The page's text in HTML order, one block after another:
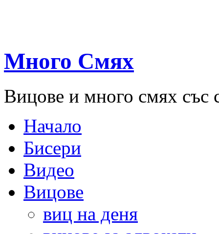
Много Смях
Вицове и много смях със
Начало
Бисери
Видео
Вицове
виц на деня